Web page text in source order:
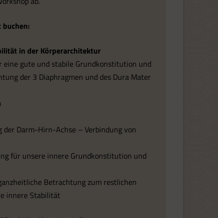
in der Körperarchitektur
eine gute und stabile Grundkonstitution und
der 3 Diaphragmen und des Dura Mater
Darm-Hirn-Achse – Verbindung von
für unsere innere Grundkonstitution und
Betrachtung zum restlichen
innere Stabilität